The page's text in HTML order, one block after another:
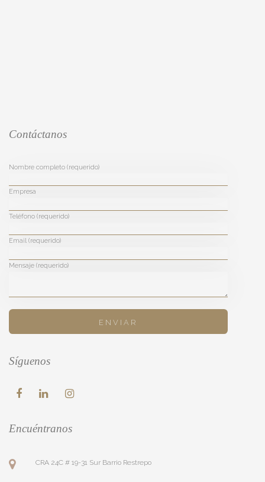
Contáctanos
Nombre completo (requerido)
Empresa
Teléfono (requerido)
Email (requerido)
Mensaje (requerido)
Síguenos
Encuéntranos
CRA 24C # 19-31 Sur Barrio Restrepo